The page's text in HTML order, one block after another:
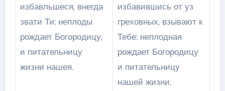
избавльшеся, внегда
звати Ти: неплоды
рождает Богородицу,
и питательницу
жизни нашея.
избавившись от уз
греховных, взывают к
Тебе: неплодная
рождает Богородицу
и питательницу
нашей жизни.